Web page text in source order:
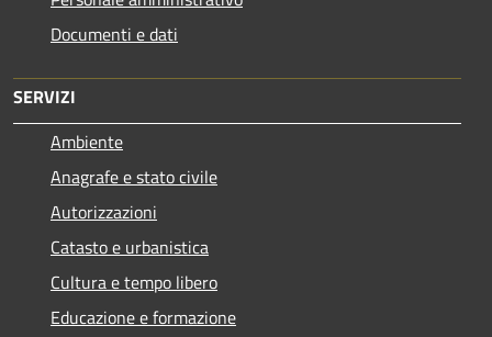
Documenti e dati
SERVIZI
Ambiente
Anagrafe e stato civile
Autorizzazioni
Catasto e urbanistica
Cultura e tempo libero
Educazione e formazione